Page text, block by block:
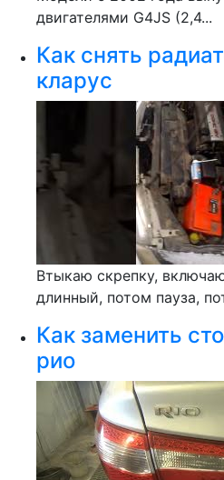
двигателями G4JS (2,4...
Как снять
кларус
Втыкаю скрепку,
длинный, потом пауза,
Как заменить
рио